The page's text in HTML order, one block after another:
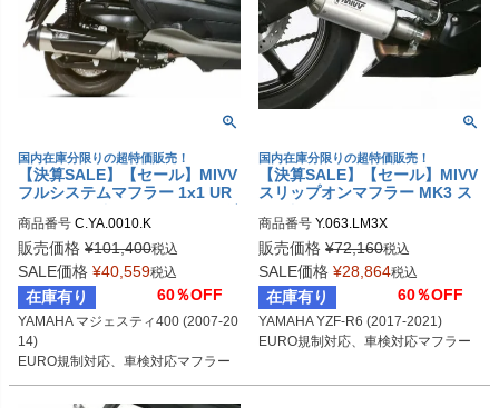
国内在庫分限りの超特価販売！
【決算SALE】【セール】MIVV
フルシステムマフラー 1x1 UR
BAN ステンレス YAMAHA マジ
ェスティ400 (2007-2014) | C.Y
A.0010.K
商品番号 C.YA.0010.K
販売価格 ¥101,400税込
SALE価格 ¥40,559税込
在庫有り 60％OFF
YAMAHA マジェスティ400 (2007-20
14)
EURO規制対応、車検対応マフラー
国内在庫分限りの超特価販売！
【決算SALE】【セール】MIVV
スリップオンマフラー MK3 ス
17-2021) | Y.063.LM3X
商品番号 Y.063.LM3X
販売価格 ¥72,160税込
SALE価格 ¥28,864税込
在庫有り 60％OFF
YAMAHA YZF-R6 (2017-2021)
EURO規制対応、車検対応マフラー